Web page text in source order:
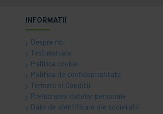
INFORMATII
Despre noi
Testimoniale
Politica cookie
Politica de confidentialitate
Termeni si Conditii
Prelucrarea datelor personale
Date de identificare ale societatii